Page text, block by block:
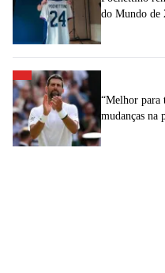
do Mundo de
“Melhor para
mudanças na